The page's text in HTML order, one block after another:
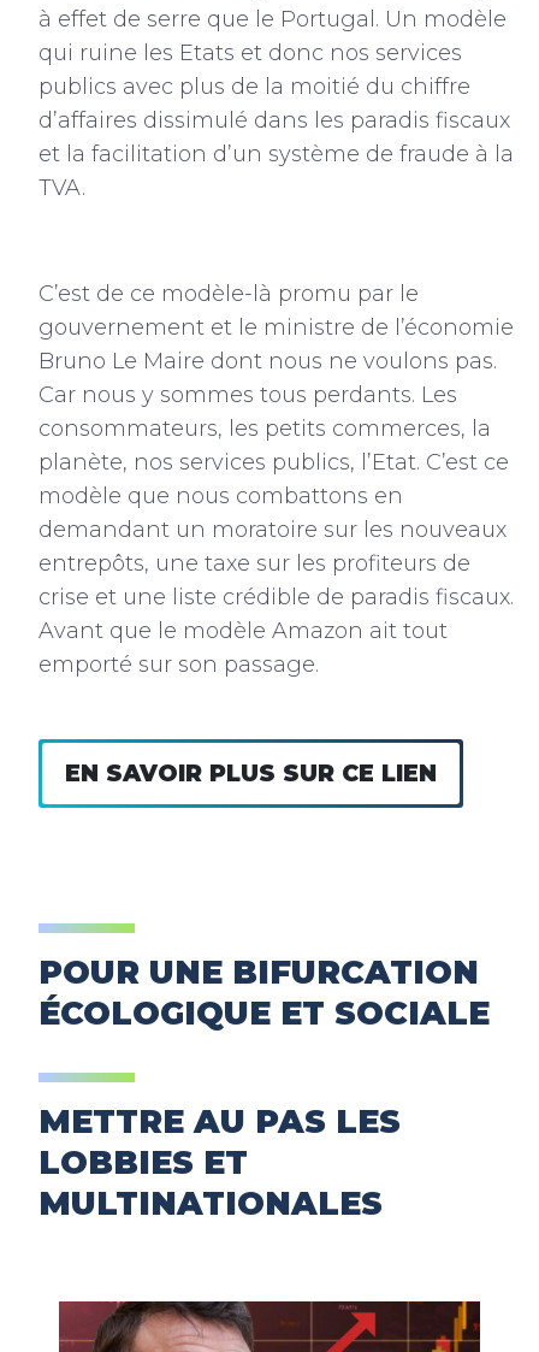
à effet de serre que le Portugal. Un modèle
qui ruine les Etats et donc nos services
publics avec plus de la moitié du chiffre
d’affaires dissimulé dans les paradis fiscaux
et la facilitation d’un système de fraude à la
TVA.
C’est de ce modèle-là promu par le
gouvernement et le ministre de l’économie
Bruno Le Maire dont nous ne voulons pas.
Car nous y sommes tous perdants. Les
consommateurs, les petits commerces, la
planète, nos services publics, l’Etat. C’est ce
modèle que nous combattons en
demandant un moratoire sur les nouveaux
entrepôts, une taxe sur les profiteurs de
crise et une liste crédible de paradis fiscaux.
Avant que le modèle Amazon ait tout
emporté sur son passage.
EN SAVOIR PLUS SUR CE LIEN
POUR UNE BIFURCATION
ÉCOLOGIQUE ET SOCIALE
METTRE AU PAS LES
LOBBIES ET
MULTINATIONALES